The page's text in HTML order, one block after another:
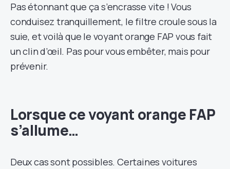
Pas étonnant que ça s’encrasse vite ! Vous
conduisez tranquillement, le filtre croule sous la
suie, et voilà que le voyant orange FAP vous fait
un clin d’œil. Pas pour vous embêter, mais pour
prévenir.
Lorsque ce voyant orange FAP
s’allume…
Deux cas sont possibles. Certaines voitures